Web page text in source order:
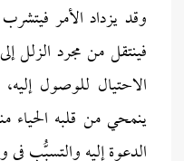
وقد يزداد الأمر
فينتقل من مجرد الزلل
الاحتيال للوصول
ينمحي من قلبه الحياء
الدعوة إليه والتسبُّب في